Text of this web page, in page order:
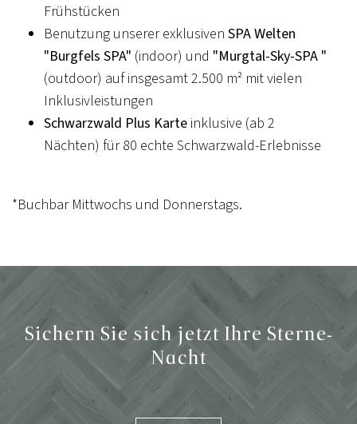
Frühstücken
Benutzung unserer exklusiven SPA Welten
"Burgfels SPA" (indoor) und "Murgtal-Sky-SPA "
(outdoor) auf insgesamt 2.500 m² mit vielen
Inklusivleistungen
Schwarzwald Plus Karte inklusive (ab 2
Nächten) für 80 echte Schwarzwald-Erlebnisse
*Buchbar Mittwochs und Donnerstags.
Sichern Sie sich jetzt Ihre Sterne-
Nacht